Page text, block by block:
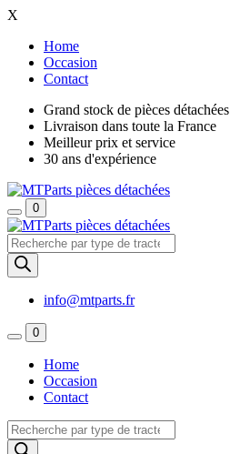
X
Home
Occasion
Contact
Grand stock de pièces détachées
Livraison dans toute la France
Meilleur prix et service
30 ans d'expérience
0
Recherche
de
produits
info@mtparts.fr
0
Home
Occasion
Contact
Recherche
de